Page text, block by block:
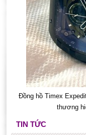
Đồng hồ Timex
thương
TIN TỨC